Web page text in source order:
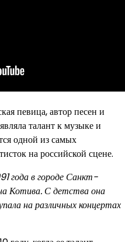
певица, автор песен и
талант к музыке и
одной из самых
на российской сцене.
года в городе Санкт-
Котива. С детства она
на различных концертах